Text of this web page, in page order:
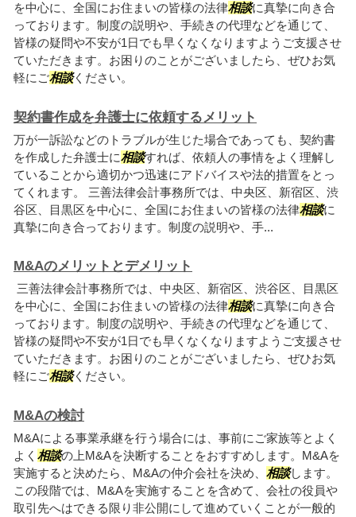
を中心に、全国にお住まいの皆様の法律相談に真摯に向き合
っております。制度の説明や、手続きの代理などを通じて、
皆様の疑問や不安が1日でも早くなくなりますようご支援させ
ていただきます。お困りのことがございましたら、ぜひお気
軽にご相談ください。
契約書作成を弁護士に依頼するメリット
万が一訴訟などのトラブルが生じた場合であっても、契約書
を作成した弁護士に相談すれば、依頼人の事情をよく理解し
ていることから適切かつ迅速にアドバイスや法的措置をとっ
てくれます。 三善法律会計事務所では、中央区、新宿区、渋
谷区、目黒区を中心に、全国にお住まいの皆様の法律相談に
真摯に向き合っております。制度の説明や、手...
M&Aのメリットとデメリット
三善法律会計事務所では、中央区、新宿区、渋谷区、目黒区
を中心に、全国にお住まいの皆様の法律相談に真摯に向き合
っております。制度の説明や、手続きの代理などを通じて、
皆様の疑問や不安が1日でも早くなくなりますようご支援させ
ていただきます。お困りのことがございましたら、ぜひお気
軽にご相談ください。
M&Aの検討
M&Aによる事業承継を行う場合には、事前にご家族等とよく
よく 相談の上M&Aを決断することをおすすめします。M&Aを
実施すると決めたら、M&Aの仲介会社を決め、 相談します。
この段階では、M&Aを実施することを含めて、会社の役員や
取引先へはできる限り非公開にして進めていくことが一般的